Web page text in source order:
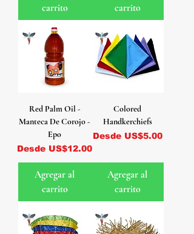
carrito
carrito
Red Palm Oil -
Manteca De Corojo -
Epo
Desde US$12.00
Precio de oferta
Agregar al
carrito
Colored
Handkerchiefs
Desde US$5.00
Precio de oferta
Agregar al
carrito